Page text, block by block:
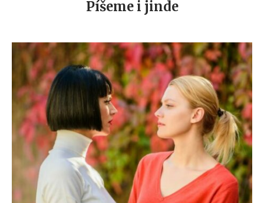
Píšeme i jinde